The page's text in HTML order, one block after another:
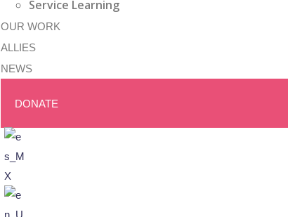
Service Learning
OUR WORK
ALLIES
NEWS
DONATE